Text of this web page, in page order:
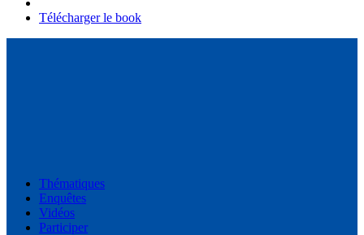
Télécharger le book
Thématiques
Enquêtes
Vidéos
Participer